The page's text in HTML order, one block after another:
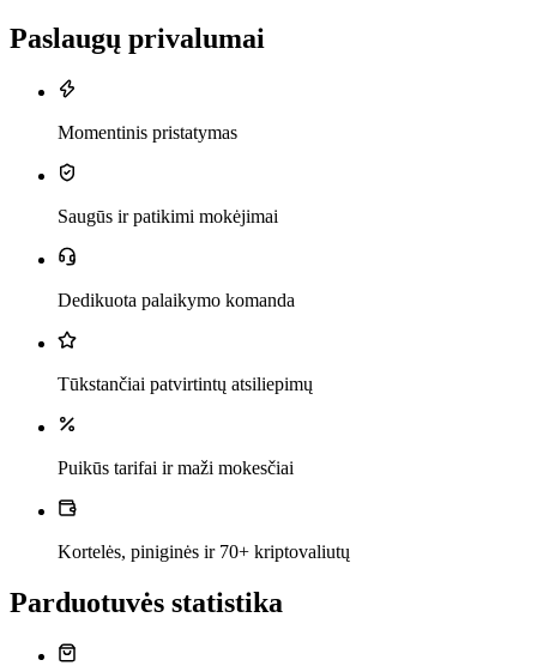
Paslaugų privalumai
Momentinis pristatymas
Saugūs ir patikimi mokėjimai
Dedikuota palaikymo komanda
Tūkstančiai patvirtintų atsiliepimų
Puikūs tarifai ir maži mokesčiai
Kortelės, piniginės ir 70+ kriptovaliutų
Parduotuvės statistika